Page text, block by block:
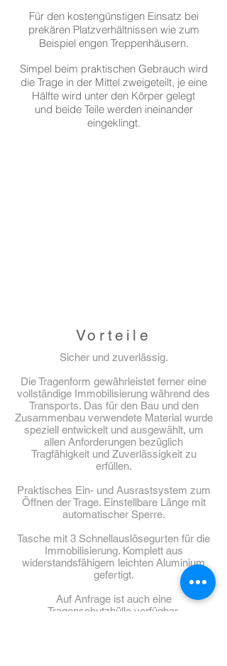
Für den kostengünstigen Einsatz bei
prekären Platzverhältnissen wie zum
Beispiel engen Treppenhäusern.
Simpel beim praktischen Gebrauch wird
die Trage in der Mittel zweigeteilt, je eine
Hälfte wird unter den Körper gelegt
und beide Teile werden ineinander
eingeklingt.
Vorteile
Sicher und zuverlässig.
Die Tragenform gewährleistet ferner eine
vollständige Immobilisierung während des
Transports. Das für den Bau und den
Zusammenbau verwendete Material wurde
speziell entwickelt und ausgewählt, um
allen Anforderungen bezüglich
Tragfähigkeit und Zuverlässigkeit zu
erfüllen.
Praktisches Ein- und Ausrastsystem zum
Öffnen der Trage. Einstellbare Länge mit
automatischer Sperre.
Tasche mit 3 Schnellauslösegurten für die
Immobilisierung. Komplett aus
widerstandsfähigem leichten Aluminium
gefertigt.
Auf Anfrage ist auch eine
Tragenschutzhülle verfügbar.